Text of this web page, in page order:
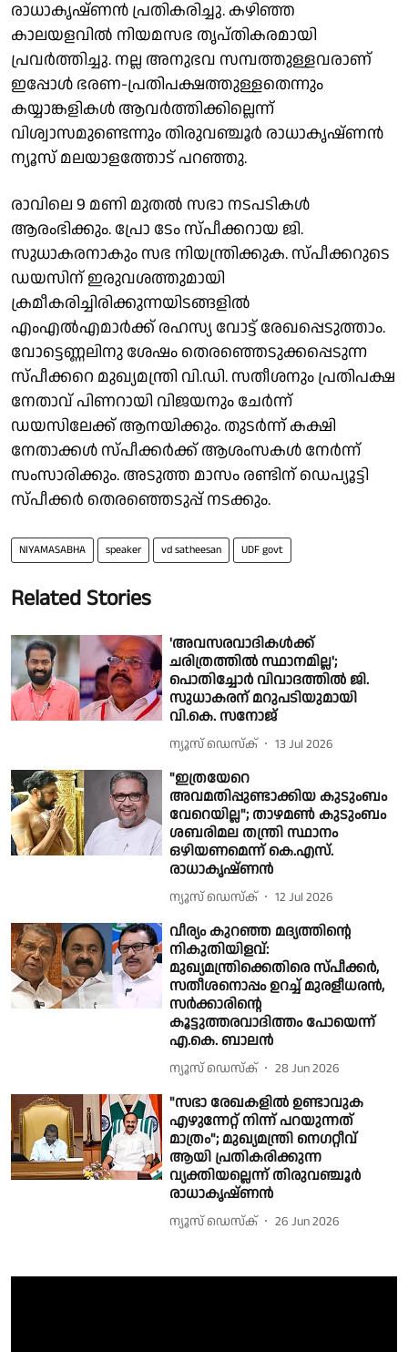
രാധാകൃഷ്ണൻ പ്രതികരിച്ചു. കഴിഞ്ഞ
കാലയളവിൽ നിയമസഭ തൃപ്തികരമായി
പ്രവർത്തിച്ചു. നല്ല അനുഭവ സമ്പത്തുള്ളവരാണ്
ഇപ്പോൾ ഭരണ-പ്രതിപക്ഷത്തുള്ളതെന്നും
കയ്യാങ്കളികൾ ആവർത്തിക്കില്ലെന്ന്
വിശ്വാസമുണ്ടെന്നും തിരുവഞ്ചൂർ രാധാകൃഷ്ണൻ
ന്യൂസ് മലയാളത്തോട് പറഞ്ഞു.
രാവിലെ 9 മണി മുതൽ സഭാ നടപടികൾ
ആരംഭിക്കും. പ്രോ ടേം സ്പീക്കറായ ജി.
സുധാകരനാകും സഭ നിയന്ത്രിക്കുക. സ്പീക്കറുടെ
ഡയസിന് ഇരുവശത്തുമായി
ക്രമീകരിച്ചിരിക്കുന്നയിടങ്ങളിൽ
എംഎൽഎമാർക്ക് രഹസ്യ വോട്ട് രേഖപ്പെടുത്താം.
വോട്ടെണ്ണലിനു ശേഷം തെരഞ്ഞെടുക്കപ്പെടുന്ന
സ്പീക്കറെ മുഖ്യമന്ത്രി വി.ഡി. സതീശനും പ്രതിപക്ഷ
നേതാവ് പിണറായി വിജയനും ചേർന്ന്
ഡയസിലേക്ക് ആനയിക്കും. തുടർന്ന് കക്ഷി
നേതാക്കൾ സ്പീക്കർക്ക് ആശംസകൾ നേർന്ന്
സംസാരിക്കും. അടുത്ത മാസം രണ്ടിന് ഡെപ്യൂട്ടി
സ്പീക്കർ തെരഞ്ഞെടുപ്പ് നടക്കും.
NIYAMASABHA speaker vd satheesan UDF govt
Related Stories
'അവസരവാദികൾക്ക്
ചരിത്രത്തിൽ സ്ഥാനമില്ല';
പൊതിച്ചോർ വിവാദത്തിൽ ജി.
സുധാകരന് മറുപടിയുമായി
വി.കെ. സനോജ്
ന്യൂസ് ഡെസ്ക് 13 Jul 2026
"ഇത്രയേറെ
അവമതിപ്പുണ്ടാക്കിയ കുടുംബം
വേറെയില്ല"; താഴമൺ കുടുംബം
ശബരിമല തന്ത്രി സ്ഥാനം
ഒഴിയണമെന്ന് കെ.എസ്.
രാധാകൃഷ്ണൻ
ന്യൂസ് ഡെസ്ക് 12 Jul 2026
വീര്യം കുറഞ്ഞ മദ്യത്തിൻ്റെ
നികുതിയിളവ്:
മുഖ്യമന്ത്രിക്കെതിരെ സ്പീക്കർ,
സതീശനൊപ്പം ഉറച്ച് മുരളീധരൻ,
സർക്കാരിൻ്റെ
കൂട്ടുത്തരവാദിത്തം പോയെന്ന്
എ.കെ. ബാലൻ
ന്യൂസ് ഡെസ്ക് 28 Jun 2026
"സഭാ രേഖകളിൽ ഉണ്ടാവുക
എഴുന്നേറ്റ് നിന്ന് പറയുന്നത്
മാത്രം"; മുഖ്യമന്ത്രി നെഗറ്റീവ്
ആയി പ്രതികരിക്കുന്ന
വ്യക്തിയല്ലെന്ന് തിരുവഞ്ചൂർ
രാധാകൃഷ്ണൻ
ന്യൂസ് ഡെസ്ക് 26 Jun 2026